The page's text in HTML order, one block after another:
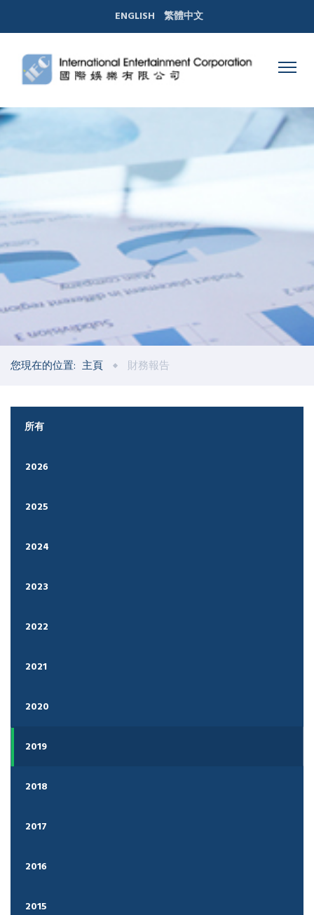
ENGLISH 繁體中文
您現在的位置: 主頁 財務報告
所有
2026
2025
2024
2023
2022
2021
2020
2019
2018
2017
2016
2015